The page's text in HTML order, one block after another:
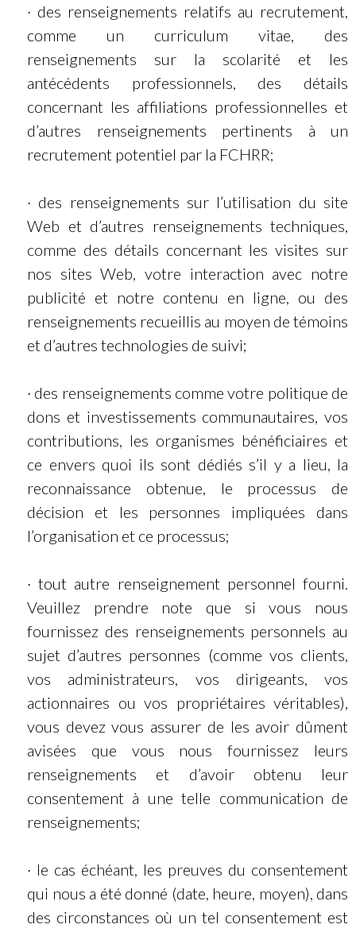
· des renseignements relatifs au recrutement,
comme un curriculum vitae, des
renseignements sur la scolarité et les
antécédents professionnels, des détails
concernant les affiliations professionnelles et
d’autres renseignements pertinents à un
recrutement potentiel par la FCHRR;
· des renseignements sur l’utilisation du site
Web et d’autres renseignements techniques,
comme des détails concernant les visites sur
nos sites Web, votre interaction avec notre
publicité et notre contenu en ligne, ou des
renseignements recueillis au moyen de témoins
et d’autres technologies de suivi;
· des renseignements comme votre politique de
dons et investissements communautaires, vos
contributions, les organismes bénéficiaires et
ce envers quoi ils sont dédiés s’il y a lieu, la
reconnaissance obtenue, le processus de
décision et les personnes impliquées dans
l’organisation et ce processus;
· tout autre renseignement personnel fourni.
Veuillez prendre note que si vous nous
fournissez des renseignements personnels au
sujet d’autres personnes (comme vos clients,
vos administrateurs, vos dirigeants, vos
actionnaires ou vos propriétaires véritables),
vous devez vous assurer de les avoir dûment
avisées que vous nous fournissez leurs
renseignements et d’avoir obtenu leur
consentement à une telle communication de
renseignements;
· le cas échéant, les preuves du consentement
qui nous a été donné (date, heure, moyen), dans
des circonstances où un tel consentement est